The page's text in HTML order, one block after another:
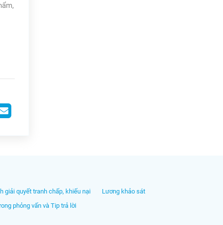
giải quyết tranh chấp, khiếu nại
Lương khảo sát
phỏng vấn và Tip trả lời